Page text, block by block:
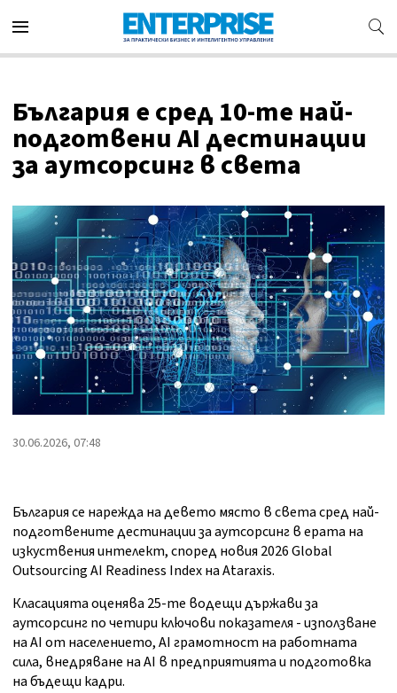
България е сред 10-те най-
подготвени AI дестинации
за аутсорсинг в света
30.06.2026, 07:48
България се нарежда на девето място в света сред най-
подготвените дестинации за аутсорсинг в ерата на
изкуствения интелект, според новия 2026 Global
Outsourcing AI Readiness Index на Ataraxis.
Класацията оценява 25-те водещи държави за
аутсорсинг по четири ключови показателя - използване
на AI от населението, AI грамотност на работната
сила, внедряване на AI в предприятията и подготовка
на бъдещи кадри.